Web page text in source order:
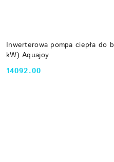
Inwerterowa pompa ciepła do
kW) Aquajoy
Cena:
14092.00